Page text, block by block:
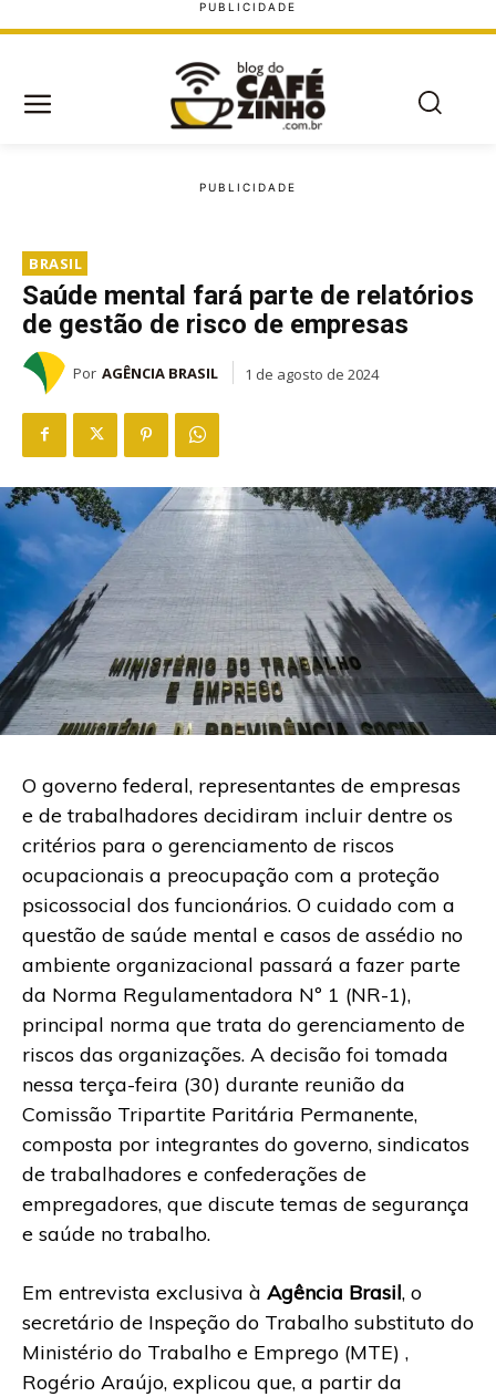
BRASIL
Saúde mental fará parte de relatórios
de gestão de risco de empresas
Por AGÊNCIA BRASIL 1 de agosto de 2024
O governo federal, representantes de empresas
e de trabalhadores decidiram incluir dentre os
critérios para o gerenciamento de riscos
ocupacionais a preocupação com a proteção
psicossocial dos funcionários. O cuidado com a
questão de saúde mental e casos de assédio no
ambiente organizacional passará a fazer parte
da Norma Regulamentadora Nº 1 (NR-1),
principal norma que trata do gerenciamento de
riscos das organizações. A decisão foi tomada
nessa terça-feira (30) durante reunião da
Comissão Tripartite Paritária Permanente,
composta por integrantes do governo, sindicatos
de trabalhadores e confederações de
empregadores, que discute temas de segurança
e saúde no trabalho.
Em entrevista exclusiva à Agência Brasil, o
secretário de Inspeção do Trabalho substituto do
Ministério do Trabalho e Emprego (MTE) ,
Rogério Araújo, explicou que, a partir da